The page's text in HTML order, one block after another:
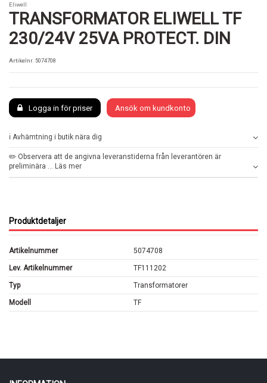
Eliwell
TRANSFORMATOR ELIWELL TF
230/24V 25VA PROTECT. DIN
Artikelnr. 5074708
Logga in för priser Ansök om kundkonto
ℹ️ Avhämtning i butik nära dig
✏️ Observera att de angivna leveranstiderna från leverantören är
preliminära ... Läs mer
Produktdetaljer
Artikelnummer 5074708
Lev. Artikelnummer TF111202
Typ Transformatorer
Modell TF